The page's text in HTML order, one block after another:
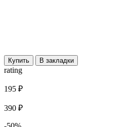
Купить В закладки
rating
195 ₽
390 ₽